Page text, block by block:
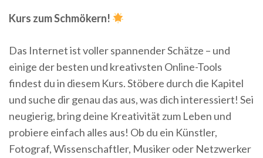
Kurs zum Schmökern!
Das Internet ist voller spannender Schätze – und
einige der besten und kreativsten Online-Tools
findest du in diesem Kurs. Stöbere durch die Kapitel
und suche dir genau das aus, was dich interessiert! Sei
neugierig, bring deine Kreativität zum Leben und
probiere einfach alles aus! Ob du ein Künstler,
Fotograf, Wissenschaftler, Musiker oder Netzwerker